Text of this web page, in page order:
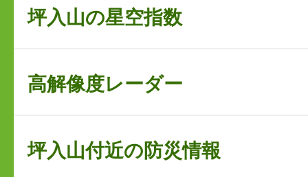
坪入山の星空指数
高解像度レーダー
坪入山付近の防災情報